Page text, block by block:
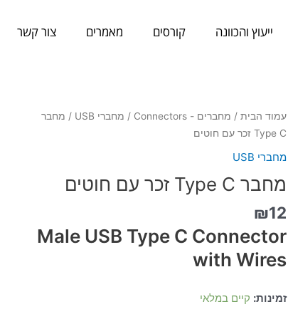
ייעוץ והכוונה קורסים מאמרים צור קשר
עמוד הבית/ מחברים - Connectors / מחברי USB
/ מחבר
Type C זכר עם חוטים
מחברי USB
מחבר Type C זכר עם חוטים
₪12
Male USB Type C Connector
with Wires
זמינות: קיים במלאי
כמות
של
C
עם
חוטים